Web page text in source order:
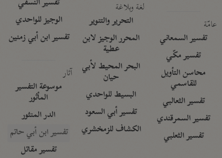
عامّة
تفسير السمعاني
تفسير مكّي
محاسن التأويل
للقاسمي
تفسير الثعالبي
تفسير السمرقندي
تفسير الثعلبي
لغة وبلاغة
التحرير والتنوير
المحرر الوجيز لابن
عطية
البحر المحيط لأبي
حيان
البسيط للواحدي
تفسير أبي السعود
الكشاف للزمخشري
تفسير النسفي
الوجيز للواحدي
تفسير ابن أبي زمنين
آثار
موسوعة التفسير
المأثور
الدر المنثور
تفسير ابن أبي حاتم
تفسير مقاتل